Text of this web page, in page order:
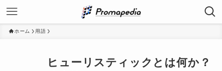
ホーム 用語
ヒューリスティックとは何か？